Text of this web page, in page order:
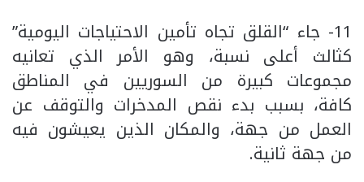
11- جاء “القلق تجاه تأمين الاحتياجات اليومية”
كثالث أعلى نسبة، وهو الأمر الذي تعانيه
مجموعات كبيرة من السوريين في المناطق
كافة، بسبب بدء نقص المدخرات والتوقف عن
العمل من جهة، والمكان الذين يعيشون فيه
من جهة ثانية.